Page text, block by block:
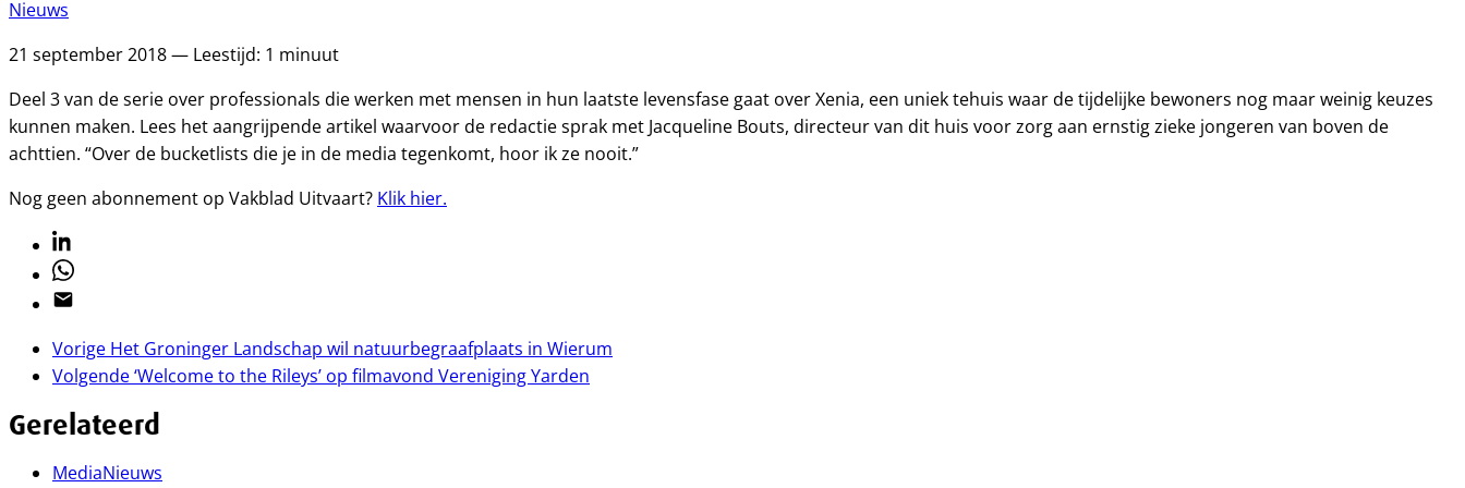
Nieuws
21 september 2018 — Leestijd: 1 minuut
Deel 3 van de serie over professionals die werken met mensen in hun laatste levensfase gaat over Xenia, een uniek tehuis waar de tijdelijke bewoners nog maar weinig keuzes
kunnen maken. Lees het aangrijpende artikel waarvoor de redactie sprak met Jacqueline Bouts, directeur van dit huis voor zorg aan ernstig zieke jongeren van boven de
achttien. “Over de bucketlists die je in de media tegenkomt, hoor ik ze nooit.”
Nog geen abonnement op Vakblad Uitvaart? Klik hier.
Linkedin
Whatsapp
Email
Vorige Het Groninger Landschap wil natuurbegraafplaats in Wierum
Volgende‘Welcome to the Rileys’ op filmavond Vereniging Yarden
Gerelateerd
MediaNieuws